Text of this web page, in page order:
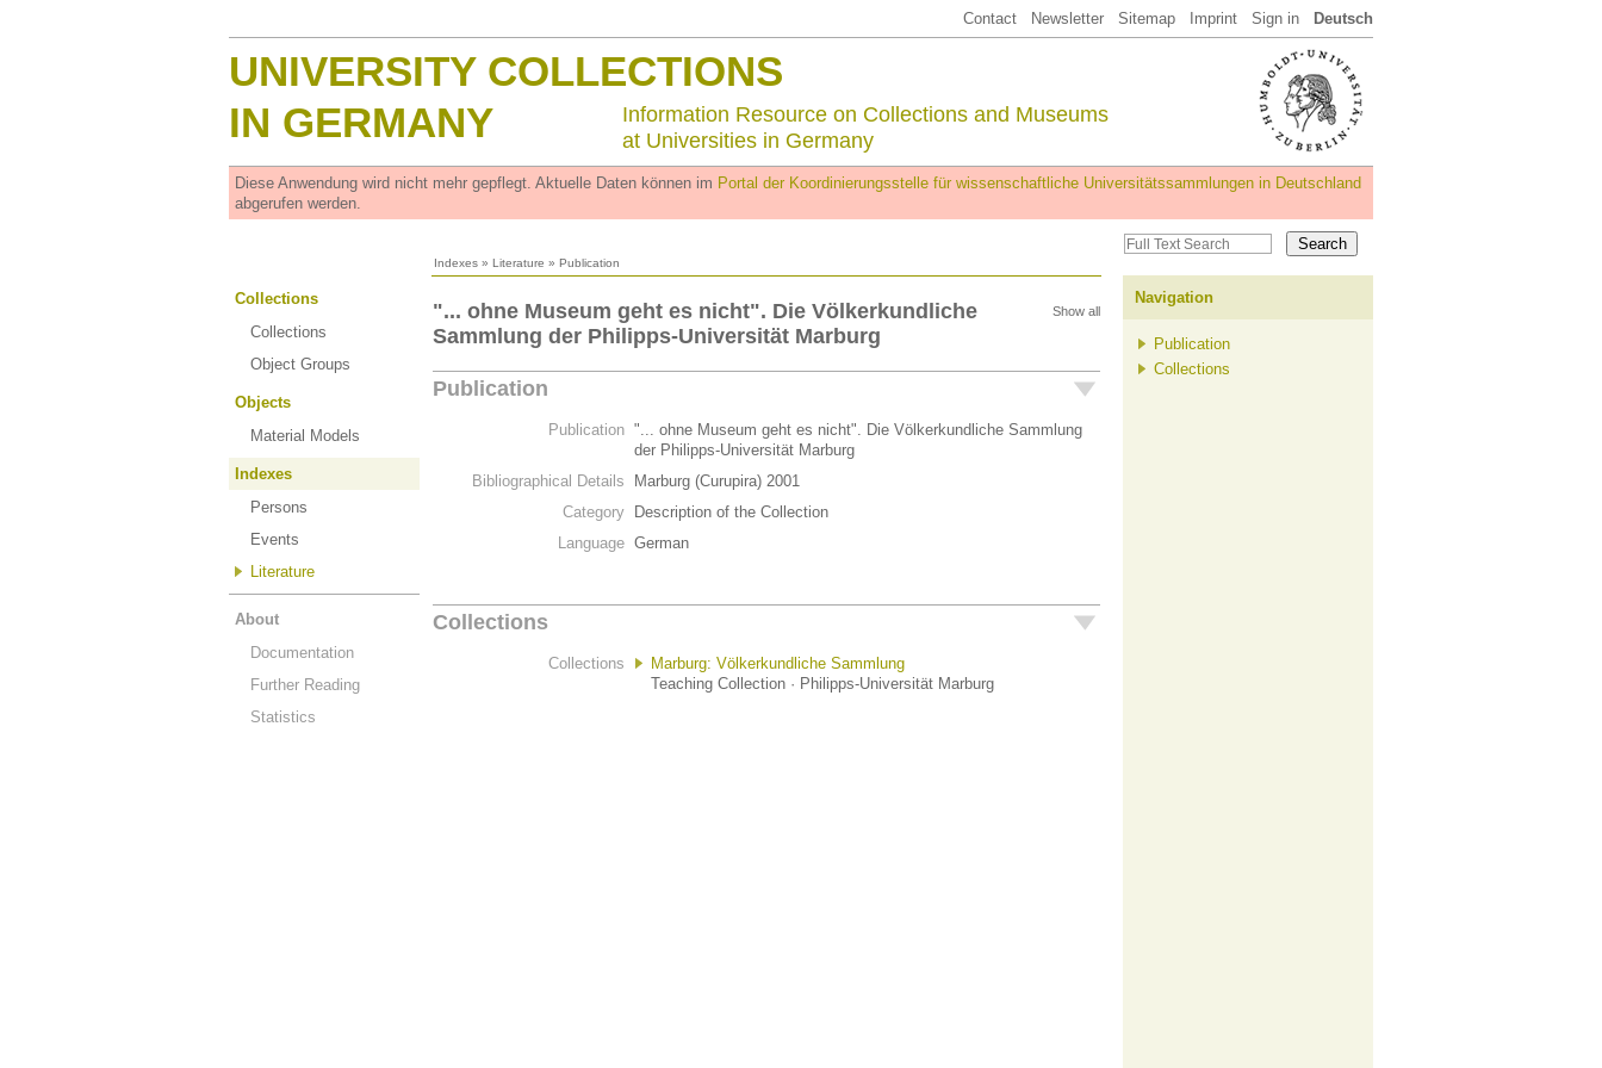
Contact Newsletter Sitemap Imprint Sign in Deutsch
UNIVERSITY COLLECTIONS
IN GERMANY
Information Resource on Collections and Museums
at Universities in Germany
Diese Anwendung wird nicht mehr gepflegt. Aktuelle Daten können im Portal der Koordinierungsstelle für wissenschaftliche Universitätssammlungen in Deutschland
abgerufen werden.
Indexes » Literature » Publication
Collections
Collections
Object Groups
Objects
Material Models
Indexes
Persons
Events
Literature
About
Documentation
Further Reading
Statistics
Show all
"... ohne Museum geht es nicht". Die Völkerkundliche
Sammlung der Philipps-Universität Marburg
Publication
Publication "... ohne Museum geht es nicht". Die Völkerkundliche Sammlung
der Philipps-Universität Marburg
Bibliographical Details
Marburg (Curupira) 2001
Category
Description of the Collection
Language German
Collections
Collections
Marburg: Völkerkundliche Sammlung
Teaching Collection · Philipps-Universität Marburg
Navigation
Publication
Collections